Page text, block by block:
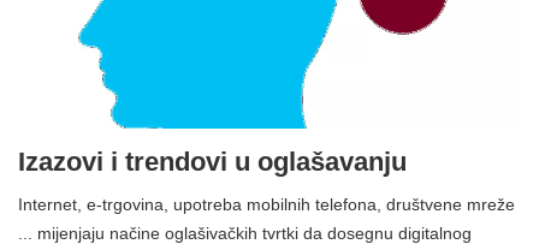
Izazovi i trendovi u oglašavanju
Internet, e-trgovina, upotreba mobilnih telefona, društvene mreže
... mijenjaju načine oglašivačkih tvrtki da dosegnu digitalnog